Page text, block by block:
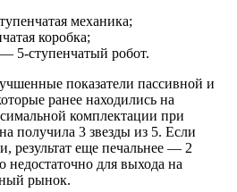
механика;
коробка;
5-ступенчатый робот.
показатели пассивной и
ранее находились на
комплектации при
получила 3 звезды из 5. Если
результат еще печальнее — 2
недостаточно для выхода на
рынок.